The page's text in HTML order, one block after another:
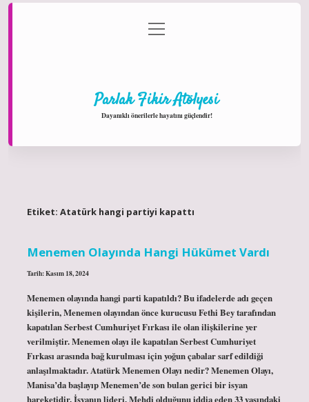
Gizlilik Politikası
menüyü
aç
Parlak Fikir Atölyesi
Dayanıklı önerilerle hayatını güçlendir!
Etiket: Atatürk hangi partiyi kapattı
Menemen Olayında Hangi Hükümet Vardı
Tarih: Kasım 18, 2024
Menemen olayında hangi parti kapatıldı? Bu ifadelerde adı geçen
kişilerin, Menemen olayından önce kurucusu Fethi Bey tarafından
kapatılan Serbest Cumhuriyet Fırkası ile olan ilişkilerine yer
verilmiştir. Menemen olayı ile kapatılan Serbest Cumhuriyet
Fırkası arasında bağ kurulması için yoğun çabalar sarf edildiği
anlaşılmaktadır. Atatürk Menemen Olayı nedir? Menemen Olayı,
Manisa’da başlayıp Menemen’de son bulan gerici bir isyan
hareketidir. İsyanın lideri, Mehdi olduğunu iddia eden 33 yaşındaki